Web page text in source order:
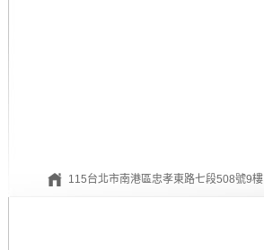
115台北市南港區忠孝東路七段508號9樓